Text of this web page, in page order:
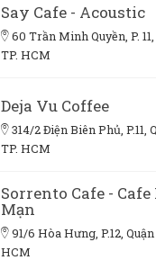
Say Cafe - Acoustic
60 Trần Minh Quyền, P. 11,
TP. HCM
Deja Vu Coffee
314/2 Điện Biên Phủ, P.11,
TP. HCM
Sorrento Cafe - Cafe
Mạn
91/6 Hòa Hưng, P.12, Quận
HCM